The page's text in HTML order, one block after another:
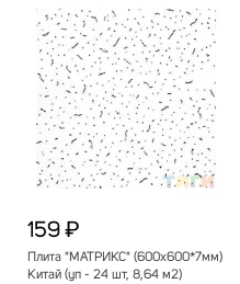
159 ₽
Плита "МАТРИКС" (600х600*7мм)
Китай (уп - 24 шт, 8,64 м2)